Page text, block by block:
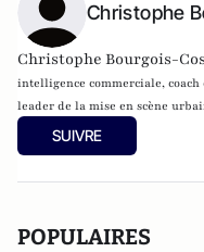
Christophe
Christophe Bourgois-
intelligence commerciale,
leader de la mise en scène
Festival international du film
Éditions du Masque, le prix du
SUIVRE
POPULAIRES